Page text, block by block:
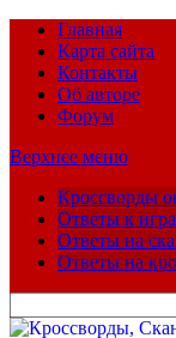
Главная
Карта сайта
Контакты
Об авторе
Форум
Верхнее меню
Кроссворды
Ответы к
Ответы на
Ответы на
для: